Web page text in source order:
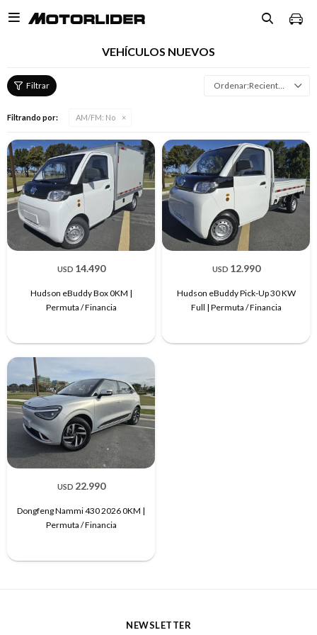

VEHÍCULOS NUEVOS
Recientes
Filtrando por: AM/FM: No
USD 14.490
Hudson eBuddy Box 0KM |
Permuta / Financia
USD 12.990
Hudson eBuddy Pick-Up 30 KW
Full | Permuta / Financia
USD 22.990
Dongfeng Nammi 430 2026 0KM |
Permuta / Financia
NEWSLETTER